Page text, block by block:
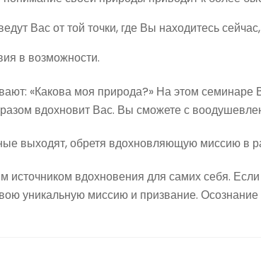
Вас от той точки, где Вы находитесь
в возможности.
«Какова моя природа?» На этом семинаре
вдохновит Вас. Вы сможете с
выходят, обретя вдохновляющую миссию в
вдохновения для самих себя.
уникальную миссию и призвание.